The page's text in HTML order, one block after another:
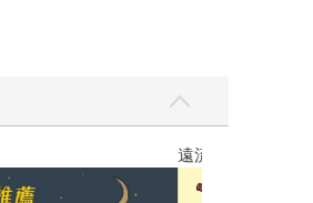
遠流童書展75折